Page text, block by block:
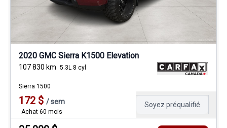
2020 GMC Sierra K1500 Elevation
107 830 km 5.3L 8 cyl
Sierra 1500
172 $ /sem
Achat 60 mois
Soyez préqualifié